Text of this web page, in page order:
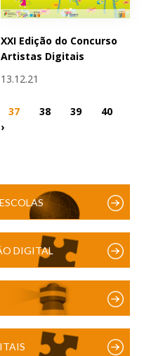
XXI Edição do Concurso
Artistas Digitais
13.12.21
37 38 39
40
›
DIGITAL